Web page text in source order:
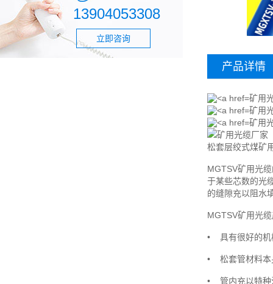
13904053308
立即咨询
产品详情
矿用
矿用
矿用
松套层绞式煤矿
MGTSV矿用光
于某些芯数的光
的缝隙充以阻水
MGTSV矿用光
• 具有很好的机
• 松套管材料本
• 管内充以特种